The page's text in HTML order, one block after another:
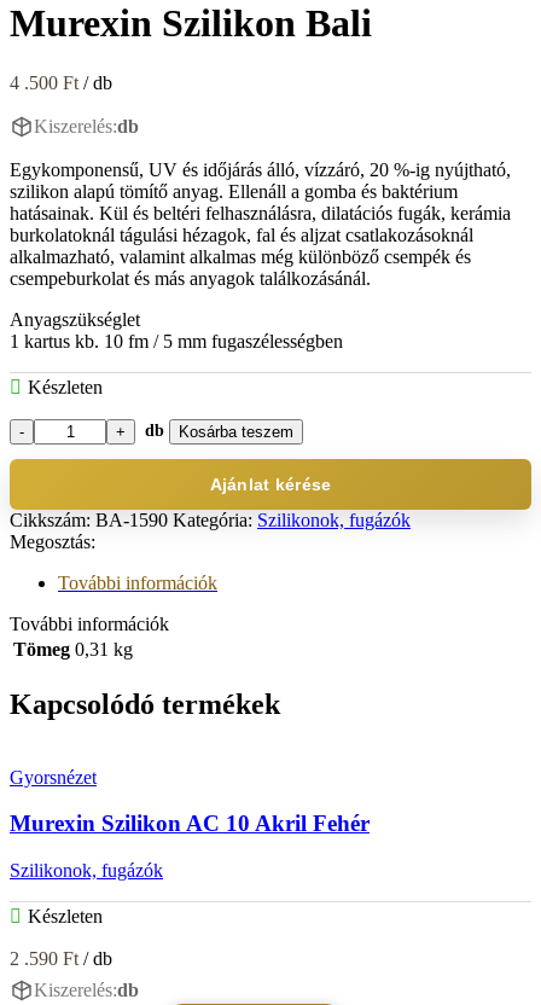
Murexin Szilikon Bali
4 .500 Ft / db
Kiszerelés:db
Egykomponensű, UV és időjárás álló, vízzáró, 20 %-ig nyújtható,
szilikon alapú tömítő anyag. Ellenáll a gomba és baktérium
hatásainak. Kül és beltéri felhasználásra, dilatációs fugák, kerámia
burkolatoknál tágulási hézagok, fal és aljzat csatlakozásoknál
alkalmazható, valamint alkalmas még különböző csempék és
csempeburkolat és más anyagok találkozásánál.
Anyagszükséglet
1 kartus kb. 10 fm / 5 mm fugaszélességben
Készleten
Murexin
Szilikon
mennyiség
db Kosárba teszem
Ajánlat kérése
Cikkszám: BA-1590 Kategória: Szilikonok, fugázók
Megosztás:
További információk
További információk
Tömeg 0,31 kg
Kapcsolódó termékek
Gyorsnézet
Murexin Szilikon AC 10 Akril Fehér
Szilikonok, fugázók
Készleten
2 .590 Ft / db
Kiszerelés:db